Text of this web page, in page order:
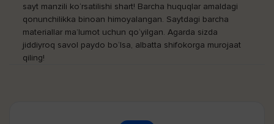
sayt manzili ko‘rsatilishi shart! Barcha huquqlar amaldagi
qonunchilikka binoan himoyalangan. Saytdagi barcha
materiallar ma’lumot uchun qo‘yilgan. Agarda sizda
jiddiyroq savol paydo bo‘lsa, albatta shifokorga murojaat
qiling!